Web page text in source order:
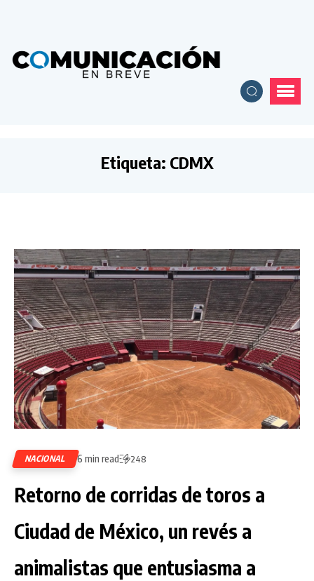
Etiqueta: CDMX
NACIONAL 6 min read 248
Retorno de corridas de toros a
Ciudad de México, un revés a
animalistas que entusiasma a